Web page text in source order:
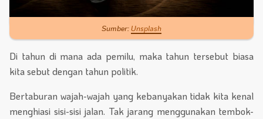
Sumber:Unsplash
Di tahun di mana ada pemilu, maka tahun tersebut biasa
kita sebut dengan tahun politik.
Bertaburan wajah-wajah yang kebanyakan tidak kita kenal
menghiasi sisi-sisi jalan. Tak jarang menggunakan tembok-